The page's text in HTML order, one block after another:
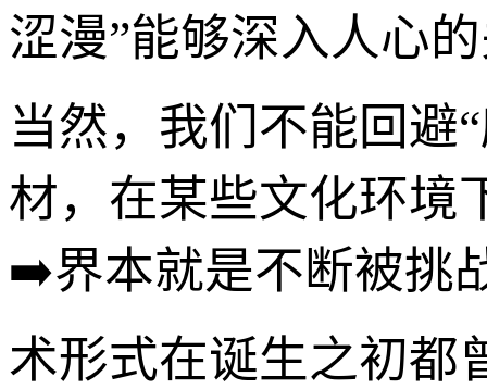
涩漫”能够深入人心
当然，我们不能回避
材，在某些文化环境
➡️界本就是不断被挑
术形式在诞生之初都